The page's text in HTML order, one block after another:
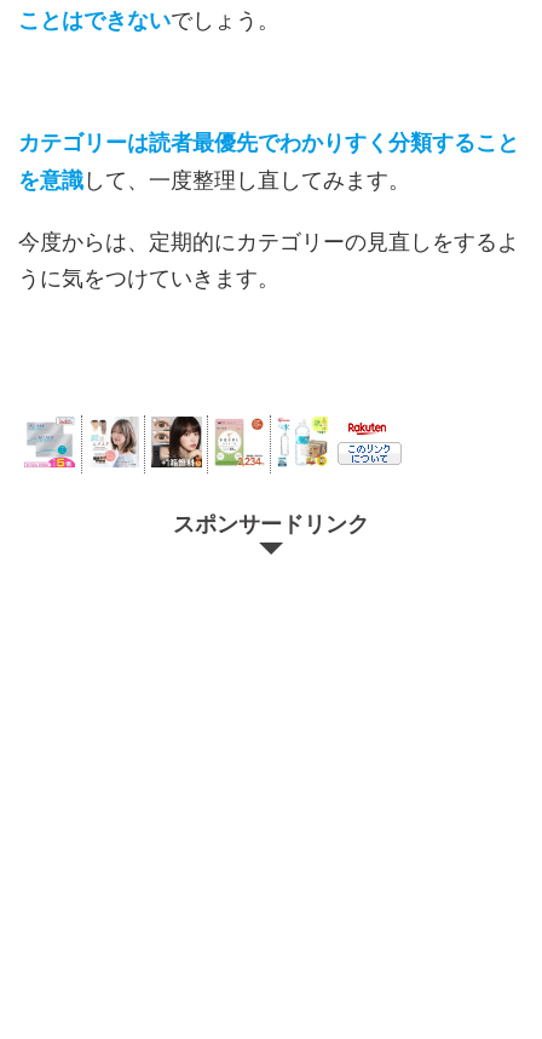
ことはできないでしょう。
カテゴリーは読者最優先でわかりすく分類すること
を意識して、一度整理し直してみます。
今度からは、定期的にカテゴリーの見直しをするよ
うに気をつけていきます。
スポンサードリンク